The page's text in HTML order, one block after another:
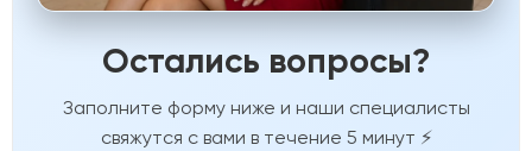
Остались вопросы?
Заполните форму ниже и наши специалисты
свяжутся с вами в течение 5 минут ⚡